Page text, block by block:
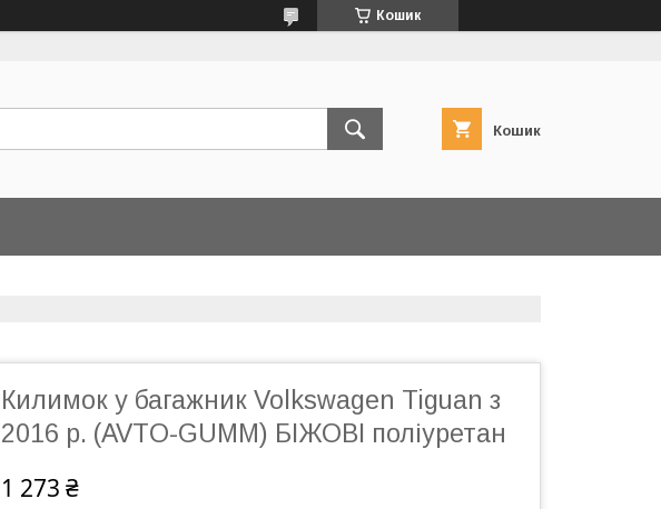
Кошик
Кошик
Килимок у багажник Volkswagen Tiguan з
2016 р. (AVTO-GUMM) БІЖОВІ поліуретан
1 273 ₴